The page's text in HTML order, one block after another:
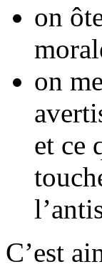
on
on
et ce
C’est